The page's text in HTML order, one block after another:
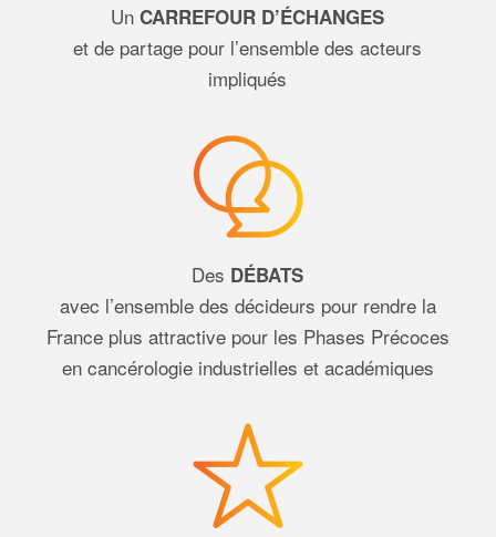
UnCARREFOUR D’ÉCHANGES
et de partage pour l’ensemble des acteurs
impliqués
Des DÉBATS
avec l’ensemble des décideurs pour rendre la
France plus attractive pour les Phases Précoces
en cancérologie industrielles et académiques